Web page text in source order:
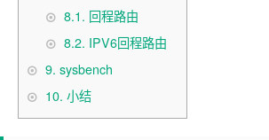
8.1. 回程路由
8.2. IPV6回程路由
9. sysbench
10. 小结